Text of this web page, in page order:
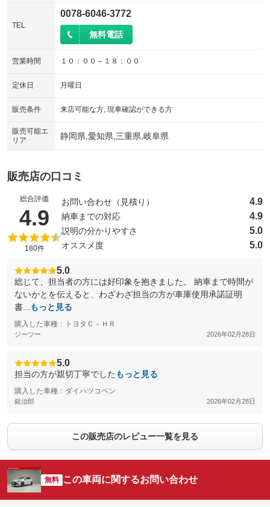
TEL
0078-6046-3772
無料電話
営業時間 １０：００～１８：００
定休日 月曜日
販売条件 来店可能な方, 現車確認ができる方
販売可能エ
リア
静岡県,愛知県,三重県,岐阜県
販売店の口コミ
総合評価
4.9 （5点満点中）
180件
お問い合わせ（見積り） 4.9
納車までの対応 4.9
説明の分かりやすさ 5.0
オススメ度 5.0
5.0
総じて、担当者の方には好印象を抱きました。 納車まで時間が
ないかとを伝えると、わざわざ担当の方が車庫使用承諾証明
書...
もっと見る
購入した車種：トヨタＣ－ＨＲ
ジーツー 2026年02月28日
5.0
担当の方が親切丁寧でした もっと見る
購入した車種：ダイハツコペン
銀治郎 2026年02月28日
この販売店のレビュー一覧を見る
無料 この車両に関するお問い合わせ